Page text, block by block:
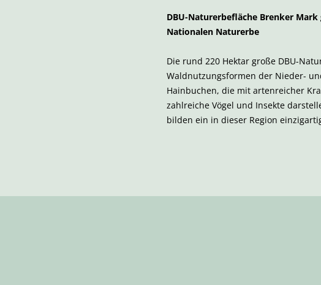
DBU-Naturerbefläche Brenker
Nationalen Naturerbe
Die rund 220 Hektar große DBU-
Waldnutzungsformen der Nieder-
Hainbuchen, die mit artenreicher
zahlreiche Vögel und Insekte
bilden ein in dieser Region